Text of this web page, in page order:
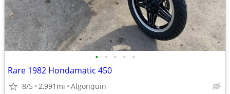
• • • • •
Rare 1982 Hondamatic 450
8/5 2,991mi Algonquin